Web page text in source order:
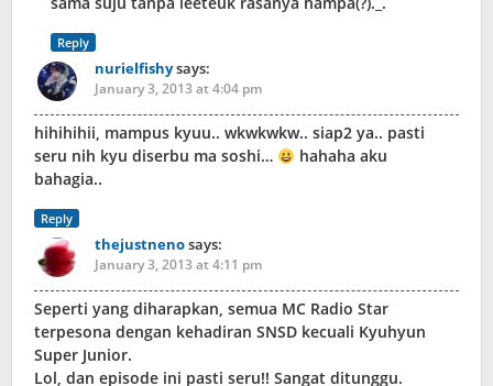
Reply
nurielfishysays:
January 3, 2013 at 4:04 pm
hihihihii, mampus kyuu.. wkwkwkw.. siap2 ya.. pasti
seru nih kyu diserbu ma soshi…
hahaha aku
bahagia..
Reply
thejustnenosays:
January 3, 2013 at 4:11 pm
Seperti yang diharapkan, semua MC Radio Star
terpesona dengan kehadiran SNSD kecuali Kyuhyun
Super Junior.
Lol, dan episode ini pasti seru!! Sangat ditunggu.